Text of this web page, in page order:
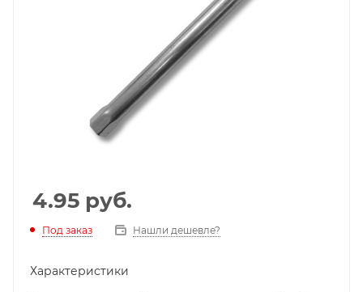
4.95 руб.
Под заказ Нашли дешевле?
Характеристики